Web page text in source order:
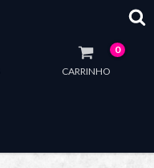
CARRINHO
0